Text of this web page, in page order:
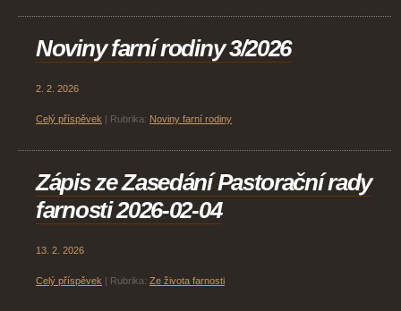
Noviny farní rodiny 3/2026
2. 2. 2026
Celý příspěvek Rubrika: Noviny farní rodiny
Zápis ze Zasedání Pastorační rady
farnosti 2026-02-04
13. 2. 2026
Celý příspěvek Rubrika: Ze života farnosti